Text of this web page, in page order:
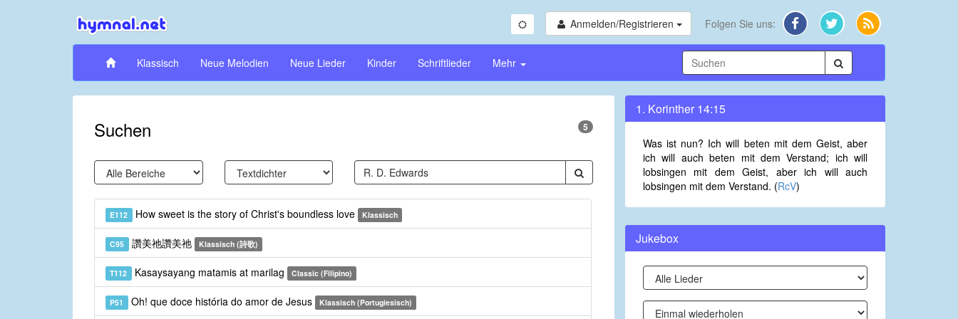
Anmelden/Registrieren Folgen Sie uns:
Klassisch Neue Melodien Neue Lieder Kinder Schriftlieder Mehr
Suchen 5
E112 How sweet is the story of Christ's boundless love Klassisch
C95 讚美祂讚美祂 Klassisch (詩歌)
T112 Kasaysayang matamis at marilag Classic (Filipino)
P51 Oh! que doce história do amor de Jesus Klassisch (Portugiesisch)
1. Korinther 14:15
Was ist nun? Ich will beten mit dem Geist, aber
ich will auch beten mit dem Verstand; ich will
lobsingen mit dem Geist, aber ich will auch
lobsingen mit dem Verstand. (RcV)
Jukebox